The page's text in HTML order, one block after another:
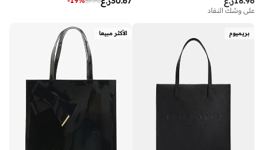
على وشك النفاد
بريميوم الأكثر مبيعا